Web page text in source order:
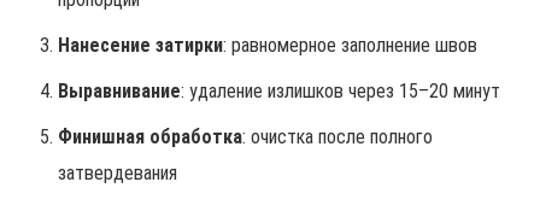
Нанесение затирки: равномерное заполнение швов
Выравнивание: удаление излишков через 15–20 минут
Финишная обработка: очистка после полного
затвердевания